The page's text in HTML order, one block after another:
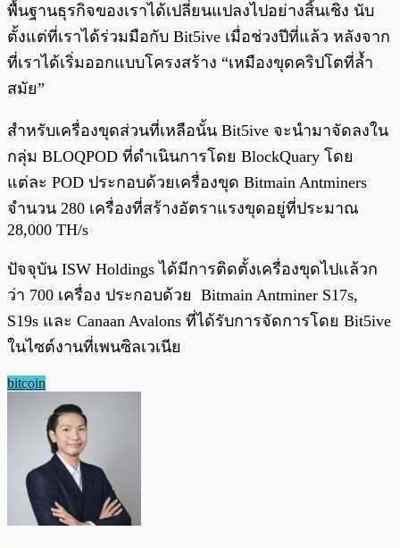
พื้นฐานธุรกิจของเราได้เปลี่ยนแปลงไปอย่างสิ้นเชิง นับ
ตั้งแต่ที่เราได้ร่วมมือกับ Bit5ive เมื่อช่วงปีที่แล้ว หลังจาก
ที่เราได้เริ่มออกแบบโครงสร้าง “เหมืองขุดคริปโตที่ล้ำ
สมัย”
สำหรับเครื่องขุดส่วนที่เหลือนั้น Bit5ive จะนำมาจัดลงใน
กลุ่ม BLOQPOD ที่ดำเนินการโดย BlockQuary โดย
แต่ละ POD ประกอบด้วยเครื่องขุด Bitmain Antminers
จำนวน 280 เครื่องที่สร้างอัตราแรงขุดอยู่ที่ประมาณ
28,000 TH/s
ปัจจุบัน ISW Holdings ได้มีการติดตั้งเครื่องขุดไปแล้วก
ว่า 700 เครื่อง ประกอบด้วย Bitmain Antminer S17s,
S19s และ Canaan Avalons ที่ได้รับการจัดการโดย Bit5ive
ในไซต์งานที่เพนซิลเวเนีย
bitcoin